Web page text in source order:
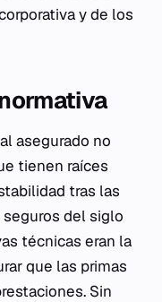
y de los
asegurado no
tienen raíces
tras las
seguros del siglo
técnicas eran la
que las primas
Sin